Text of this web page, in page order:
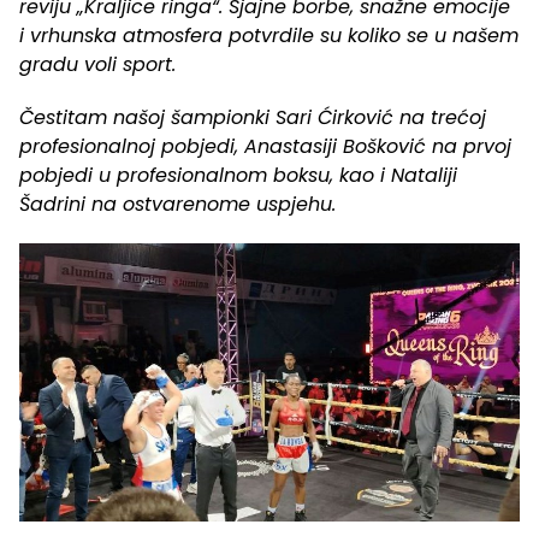
reviju „Kraljice ringa“. Sjajne borbe, snažne emocije
i vrhunska atmosfera potvrdile su koliko se u našem
gradu voli sport.
Čestitam našoj šampionki Sari Ćirković na trećoj
profesionalnoj pobjedi, Anastasiji Bošković na prvoj
pobjedi u profesionalnom boksu, kao i Nataliji
Šadrini na ostvarenome uspjehu.